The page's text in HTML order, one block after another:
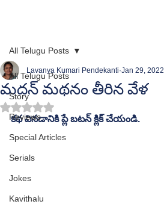
All Telugu Posts
Story
Reviews
Special Articles
Serials
Jokes
Kavithalu
All Telugu Posts
మదన్ మథనం తీరిన వేళ
Lavanya Kumari Pendekanti Jan 29, 2022
Rated NaN out of 5 stars.
కథ వినడానికి ప్లే బటన్ క్లిక్ చేయండి.